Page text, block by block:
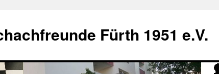
Fürth 1951 e.V.